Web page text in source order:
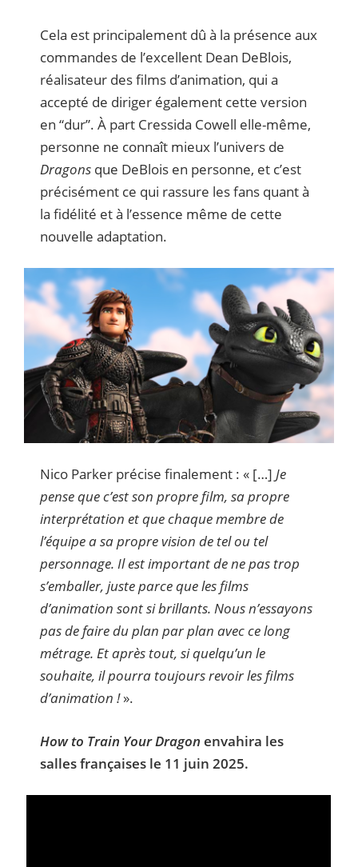
Cela est principalement dû à la présence aux
commandes de l’excellent Dean DeBlois,
réalisateur des films d’animation, qui a
accepté de diriger également cette version
en “dur”. À part Cressida Cowell elle-même,
personne ne connaît mieux l’univers de
Dragons que DeBlois en personne, et c’est
précisément ce qui rassure les fans quant à
la fidélité et à l’essence même de cette
nouvelle adaptation.
Nico Parker précise finalement : « […] Je
pense que c’est son propre film, sa propre
interprétation et que chaque membre de
l’équipe a sa propre vision de tel ou tel
personnage. Il est important de ne pas trop
s’emballer, juste parce que les films
d’animation sont si brillants. Nous n’essayons
pas de faire du plan par plan avec ce long
métrage. Et après tout, si quelqu’un le
souhaite, il pourra toujours revoir les films
d’animation !».
How to Train Your Dragon envahira les
salles françaises le 11 juin 2025.